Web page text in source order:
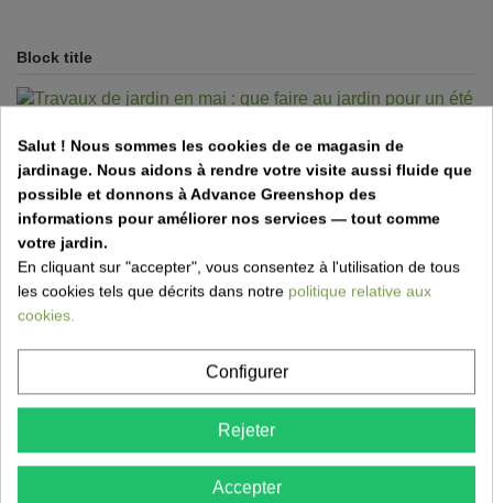
Block title
Travaux de jardin en mai : que faire au
jardin pour un été fleuri ?
27 Apr 2026,13:29
Mai est le mois idéal pour préparer votre jardin pour l’été.
Tailler, planter, fertiliser et entretenir la pelouse...
Salut ! Nous sommes les cookies de ce magasin de
jardinage. Nous aidons à rendre votre visite aussi fluide que
possible et donnons à Advance Greenshop des
informations pour améliorer nos services — tout comme
votre jardin.
En cliquant sur "accepter", vous consentez à l'utilisation de tous
les cookies tels que décrits dans notre politique relative aux
cookies.
Configurer
Rejeter
Accepter